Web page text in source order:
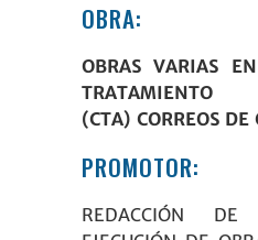
OBRA:
OBRAS VARIAS
TRATAMIENTO
(CTA) CORREOS DE
PROMOTOR:
REDACCIÓN DE